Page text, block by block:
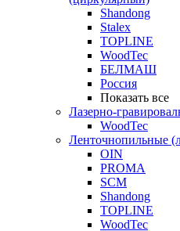
Shandong
Stalex
TOPLINE
WoodTec
БЕЛМАШ
Россия
Показать все
Лазерно-
WoodTec
Ленточнопильные
OIN
PROMA
SCM
Shandong
TOPLINE
WoodTec